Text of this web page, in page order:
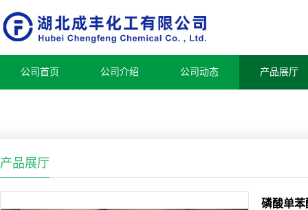
公司首页 公司介绍 公司动态 产品展厅
产品展厅
磷酸单苯